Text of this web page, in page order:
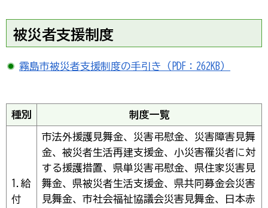
被災者支援制度
霧島市被災者支援制度の手引き（PDF：262KB）
種別 制度一覧
1.給
付
市法外援護見舞金、災害弔慰金、災害障害見舞
金、被災者生活再建支援金、小災害罹災者に対
する援護措置、県単災害弔慰金、県住家災害見
舞金、県被災者生活支援金、県共同募金会災害
見舞金、市社会福祉協議会災害見舞金、日本赤